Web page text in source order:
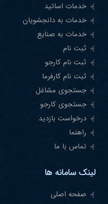
خدمات اساتید
خدمات به دانجشویان
خدمات به صنایع
ثبت نام
ثبت نام کارجو
ثبت نام کارفرما
جستجوی مشاغل
جستجوی کارجو
درخواست بازدید
راهنما
تماس با ما
لینک سامانه ها
صفحه اصلی